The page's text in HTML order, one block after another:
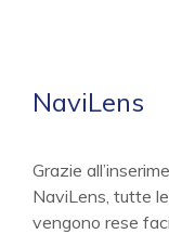
NaviLens
Grazie
NaviLens, tutte
vengono rese